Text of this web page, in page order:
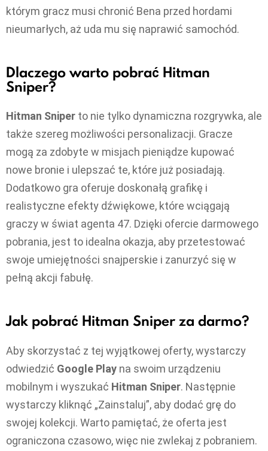
którym gracz musi chronić Bena przed hordami
nieumarłych, aż uda mu się naprawić samochód.
Dlaczego warto pobrać Hitman
Sniper?
Hitman Sniper to nie tylko dynamiczna rozgrywka, ale
także szereg możliwości personalizacji. Gracze
mogą za zdobyte w misjach pieniądze kupować
nowe bronie i ulepszać te, które już posiadają.
Dodatkowo gra oferuje doskonałą grafikę i
realistyczne efekty dźwiękowe, które wciągają
graczy w świat agenta 47. Dzięki ofercie darmowego
pobrania, jest to idealna okazja, aby przetestować
swoje umiejętności snajperskie i zanurzyć się w
pełną akcji fabułę.
Jak pobrać Hitman Sniper za darmo?
Aby skorzystać z tej wyjątkowej oferty, wystarczy
odwiedzić Google Play na swoim urządzeniu
mobilnym i wyszukać Hitman Sniper. Następnie
wystarczy kliknąć „Zainstaluj”, aby dodać grę do
swojej kolekcji. Warto pamiętać, że oferta jest
ograniczona czasowo, więc nie zwlekaj z pobraniem.